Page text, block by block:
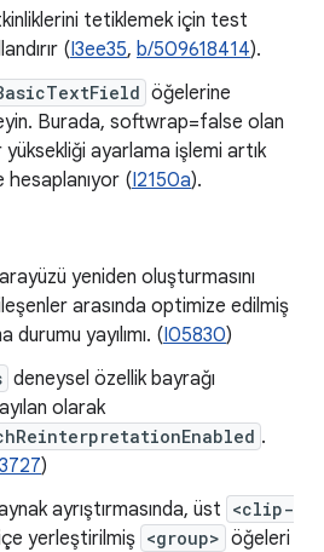
tetiklemek için test
(I3ee35, b/509618414).
öğelerine
Burada, softwrap=false olan
ayarlama işlemi artık
hesaplanıyor (I2150a).
yeniden oluşturmasını
arasında optimize edilmiş
durumu yayılımı. (I05830)
deneysel özellik bayrağı
olarak
.
)
ayrıştırmasında, üst <clip-
yerleştirilmiş <group> öğeleri